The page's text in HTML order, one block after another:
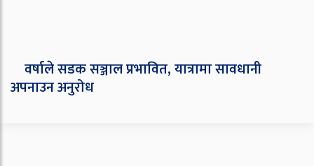
वर्षाले सडक सञ्जाल प्रभावित, यात्रामा सावधानी
अपनाउन अनुरोध